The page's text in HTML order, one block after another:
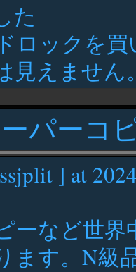
た
ロックを
見えません
パーコ
] at
ーなど世
ます。N級